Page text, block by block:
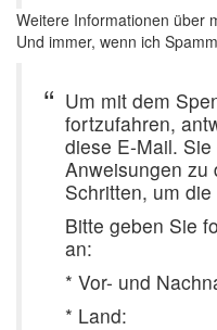
Weitere Informationen über
Und immer, wenn ich
Um mit dem
fortzufahren,
diese E-Mail.
Anweisungen zu
Schritten, um
Bitte geben Sie
an:
* Vor- und
* Land: